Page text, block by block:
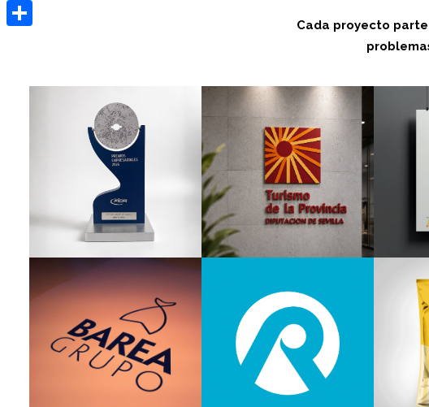
Cada proyecto
Branding Branding
Corporativo
Branding
Institucional
Packaging Diseño
Creatividad
Branding
Diseño
Editorial
Creatividad
Gráfica Rebranding
Corporativo
Arquitectura
Pinterest